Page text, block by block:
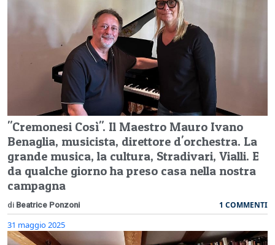
"Cremonesi Così". Il Maestro Mauro Ivano
Benaglia, musicista, direttore d'orchestra. La
grande musica, la cultura, Stradivari, Vialli. E
da qualche giorno ha preso casa nella nostra
campagna
di Beatrice Ponzoni 1 COMMENTI
31 maggio 2025